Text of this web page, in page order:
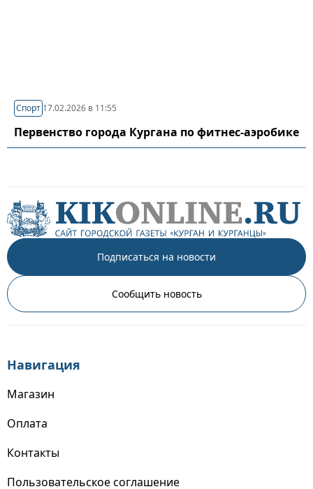
Спорт 17.02.2026 в 11:55
Первенство города Кургана по фитнес-аэробике
Подписаться на новости
Сообщить новость
Навигация
Магазин
Оплата
Контакты
Пользовательское соглашение